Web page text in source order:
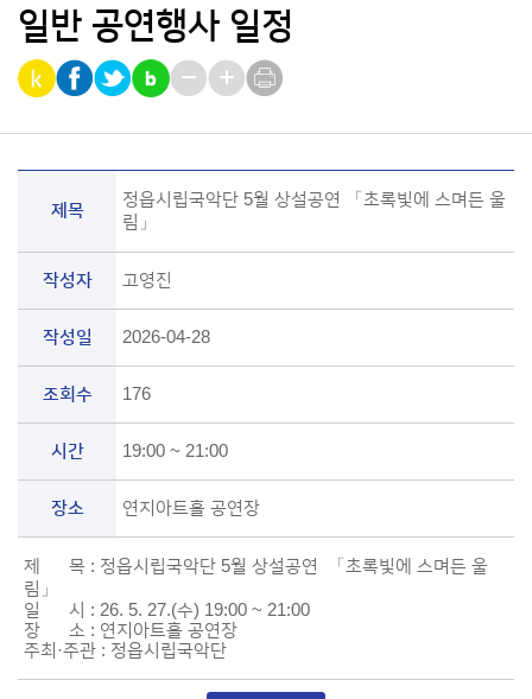
일반 공연행사 일정
제목
정읍시립국악단 5월 상설공연 「초록빛에 스며든 울
림」
작성자 고영진
작성일 2026-04-28
조회수 176
시간 19:00 ~ 21:00
장소 연지아트홀 공연장
제 목 : 정읍시립국악단 5월 상설공연 「초록빛에 스며든 울
림」
일 시 : 26. 5. 27.(수) 19:00 ~ 21:00
장 소 : 연지아트홀 공연장
주최·주관 : 정읍시립국악단